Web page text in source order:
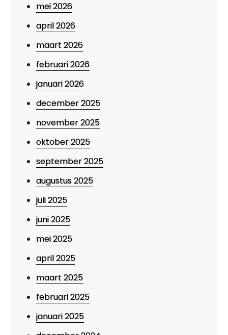
mei 2026
april 2026
maart 2026
februari 2026
januari 2026
december 2025
november 2025
oktober 2025
september 2025
augustus 2025
juli 2025
juni 2025
mei 2025
april 2025
maart 2025
februari 2025
januari 2025